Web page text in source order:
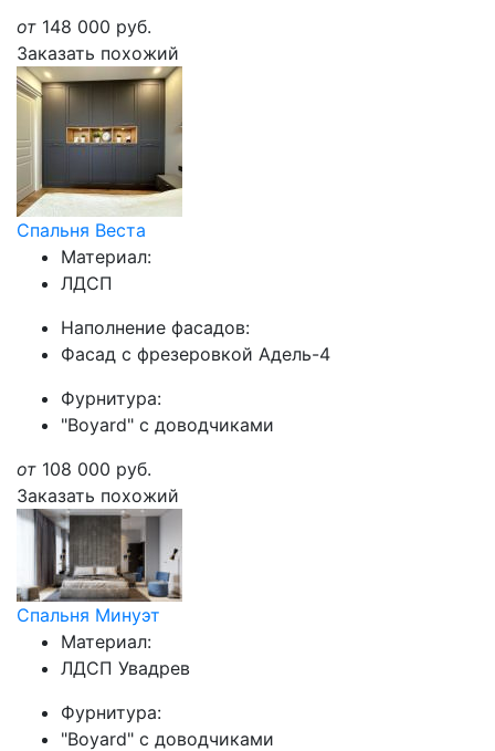
от 148 000 руб.
Заказать похожий
Спальня Веста
Материал:
ЛДСП
Наполнение фасадов:
Фасад с фрезеровкой Адель-4
Фурнитура:
"Boyard" с доводчиками
от 108 000 руб.
Заказать похожий
Спальня Минуэт
Материал:
ЛДСП Увадрев
Фурнитура:
"Boyard" с доводчиками